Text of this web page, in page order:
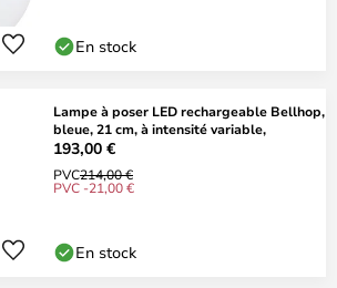
En stock
Lampe à poser LED rechargeable Bellhop,
bleue, 21 cm, à intensité variable,
193,00 €
PVC214,00 €
PVC -21,00 €
En stock